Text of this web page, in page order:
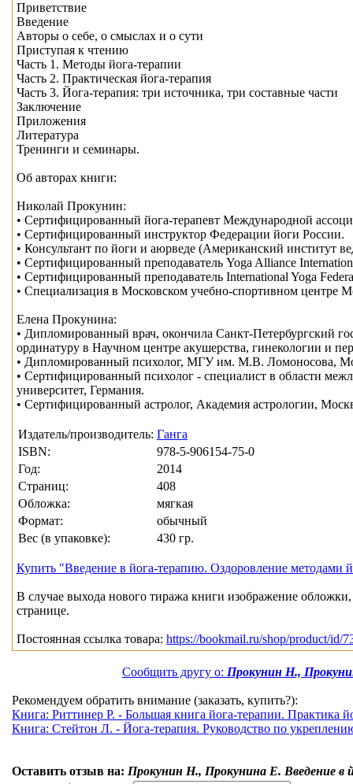
Приветствие
Введение
Авторы о себе, о смыслах и о сути
Приступая к чтению
Часть 1. Методы йога-терапии
Часть 2. Практическая йога-терапия
Часть 3. Йога-терапия: три источника, три составные части
Заключение
Приложения
Литература
Тренинги и семинары.
Об авторах книги:
Николай Прокунин:
• Сертифицированный йога-терапевт Международной
• Сертифицированный инструктор Федерации йоги России.
• Консультант по йоги и аюрведе (Американский институт
• Сертифицированный преподаватель Yoga Alliance
• Сертифицированный преподаватель International Yoga
• Специализация в Московском учебно-спортивном центре
Елена Прокунина:
• Дипломированный врач, окончила Санкт-Петербургский
ординатуру в Научном центре акушерства, гинекологии и
• Дипломированный психолог, МГУ им. М.В. Ломоносова,
• Сертифицированный психолог - специалист в области
университет, Германия.
• Сертифицированный астролог, Академия астрологии,
Издатель/производитель: Ганга
ISBN:
978-5-906154-75-0
Год:
2014
Страниц:
408
Обложка:
мягкая
Формат:
обычный
Вес (в упаковке):
430 гр.
Купить "Введение в йога-терапию. Оздоровление методами
В случае выхода нового тиража книги изображение
странице.
Постоянная ссылка товара: https://bookmail.ru/shop/product/id/
Сообщить другу о: Прокунин Н.,
Рекомендуем обратить внимание (заказать, купить?):
Книга: Риттинер Р. - Большая книга йога-терапии. Практика
Книга: Стейтон Л. - Йога-терапия. Руководство по
Оставить отзыв на: Прокунин Н., Прокунина Е. Введение в